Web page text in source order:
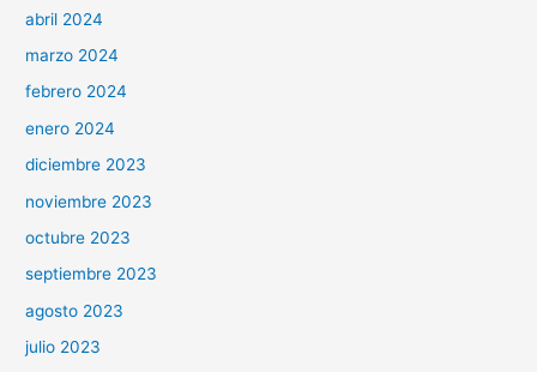
abril 2024
marzo 2024
febrero 2024
enero 2024
diciembre 2023
noviembre 2023
octubre 2023
septiembre 2023
agosto 2023
julio 2023